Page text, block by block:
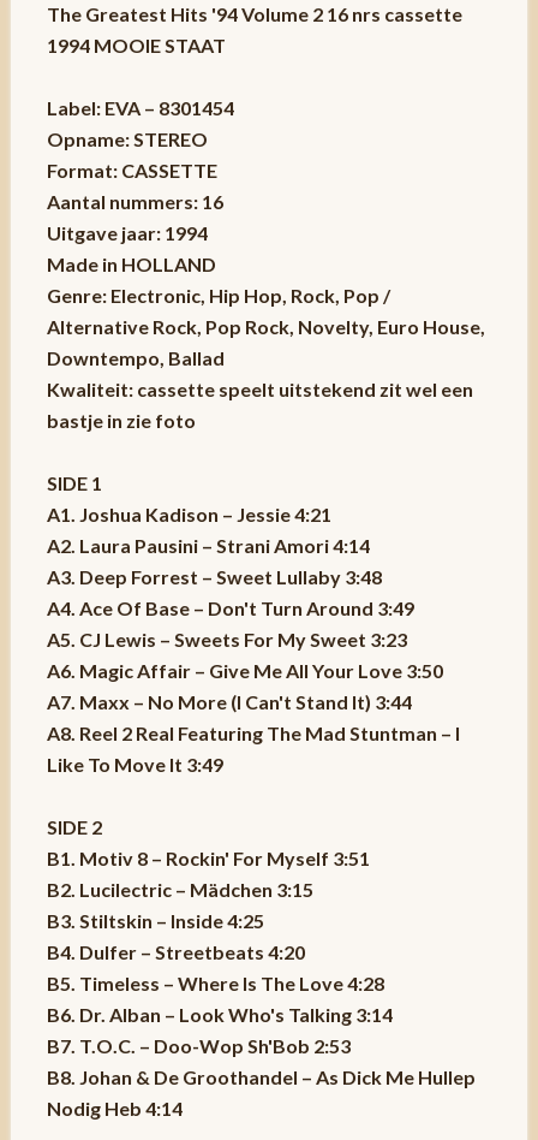
The Greatest Hits '94 Volume 2 16 nrs cassette
1994 MOOIE STAAT
Label: EVA – 8301454
Opname: STEREO
Format: CASSETTE
Aantal nummers: 16
Uitgave jaar: 1994
Made in HOLLAND
Genre: Electronic, Hip Hop, Rock, Pop /
Alternative Rock, Pop Rock, Novelty, Euro House,
Downtempo, Ballad
Kwaliteit: cassette speelt uitstekend zit wel een
bastje in zie foto
SIDE 1
A1. Joshua Kadison – Jessie 4:21
A2. Laura Pausini – Strani Amori 4:14
A3. Deep Forrest – Sweet Lullaby 3:48
A4. Ace Of Base – Don't Turn Around 3:49
A5. CJ Lewis – Sweets For My Sweet 3:23
A6. Magic Affair – Give Me All Your Love 3:50
A7. Maxx – No More (I Can't Stand It) 3:44
A8. Reel 2 Real Featuring The Mad Stuntman – I
Like To Move It 3:49
SIDE 2
B1. Motiv 8 – Rockin' For Myself 3:51
B2. Lucilectric – Mädchen 3:15
B3. Stiltskin – Inside 4:25
B4. Dulfer – Streetbeats 4:20
B5. Timeless – Where Is The Love 4:28
B6. Dr. Alban – Look Who's Talking 3:14
B7. T.O.C. – Doo-Wop Sh'Bob 2:53
B8. Johan & De Groothandel – As Dick Me Hullep
Nodig Heb 4:14